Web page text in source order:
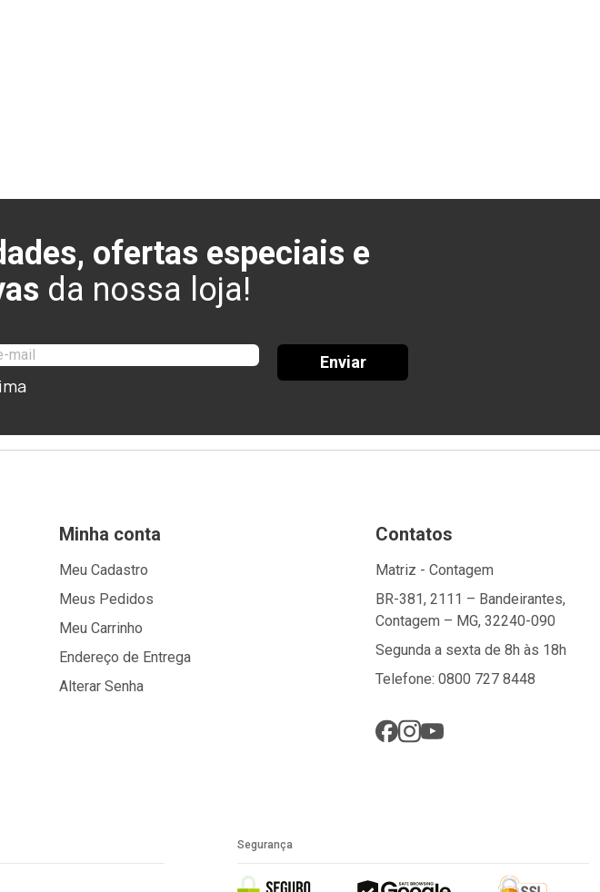
ofertas especiais e
da nossa loja!
Enviar
Minha conta
Meu Cadastro
Meus Pedidos
Meu Carrinho
Endereço de Entrega
Alterar Senha
Contatos
Matriz - Contagem
BR-381, 2111 – Bandeirantes,
Contagem – MG, 32240-090
Segunda a sexta de 8h às 18h
Telefone: 0800 727 8448
Segurança